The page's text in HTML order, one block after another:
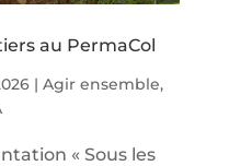
au PermaCol
| Agir ensemble,
« Sous les